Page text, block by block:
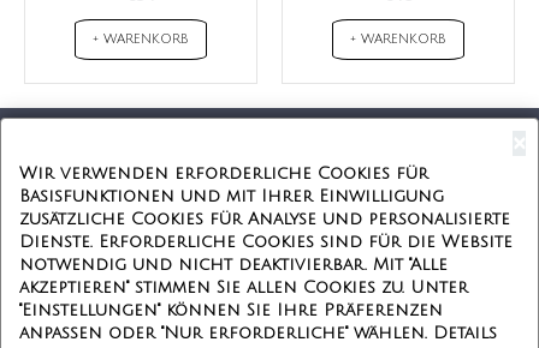
+ WARENKORB + WARENKORB
Kostenlose Geschenkbox
Kostenlose Gravur
Unbegrenzte Redesign
Wir verwenden erforderliche Cookies für
Basisfunktionen und mit Ihrer Einwilligung
zusätzliche Cookies für Analyse und personalisierte
Dienste. Erforderliche Cookies sind für die Website
notwendig und nicht deaktivierbar. Mit "Alle
akzeptieren" stimmen Sie allen Cookies zu. Unter
"Einstellungen" können Sie Ihre Präferenzen
anpassen oder "Nur erforderliche" wählen. Details